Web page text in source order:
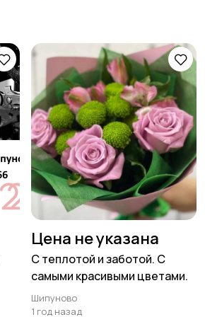
Цена не указана
С теплотой и заботой. С
самыми красивыми цветами.
Шипуново
1 год назад